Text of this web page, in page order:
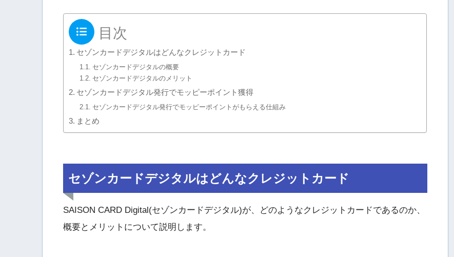
目次
セゾンカードデジタルはどんなクレジットカード
セゾンカードデジタルの概要
セゾンカードデジタルのメリット
セゾンカードデジタル発行でモッピーポイント獲得
セゾンカードデジタル発行でモッピーポイントがもらえる仕組み
まとめ
セゾンカードデジタルはどんなクレジットカード
SAISON CARD Digital(セゾンカードデジタル)が、どのようなクレジットカードであるのか、
概要とメリットについて説明します。